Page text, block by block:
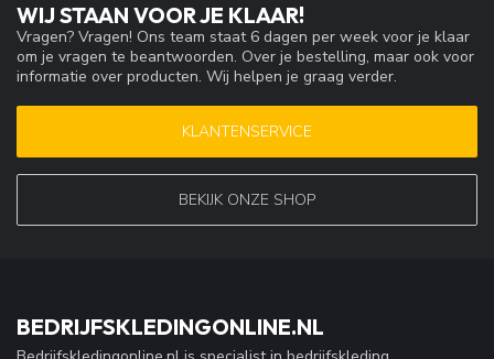
WIJ STAAN VOOR JE KLAAR!
Vragen? Vragen! Ons team staat 6 dagen per week voor je klaar
om je vragen te beantwoorden. Over je bestelling, maar ook voor
informatie over producten. Wij helpen je graag verder.
KLANTENSERVICE
BEKIJK ONZE SHOP
BEDRIJFSKLEDINGONLINE.NL